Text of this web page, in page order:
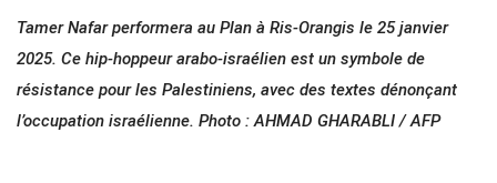
Tamer Nafar performera au Plan à Ris-Orangis le 25 janvier
2025. Ce hip-hoppeur arabo-israélien est un symbole de
résistance pour les Palestiniens, avec des textes dénonçant
l’occupation israélienne. Photo : AHMAD GHARABLI / AFP